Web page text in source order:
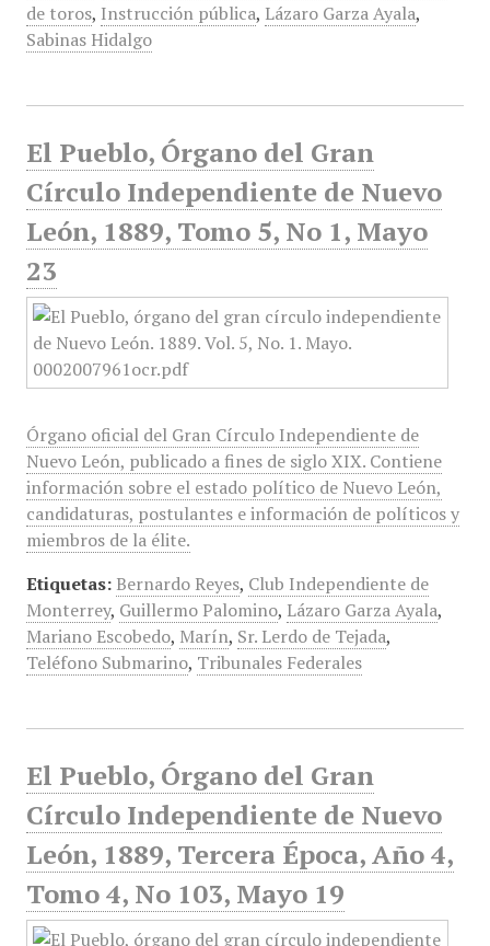
de toros, Instrucción pública, Lázaro Garza Ayala,
Sabinas Hidalgo
El Pueblo, Órgano del Gran
Círculo Independiente de Nuevo
León, 1889, Tomo 5, No 1, Mayo
23
Órgano oficial del Gran Círculo Independiente de
Nuevo León, publicado a fines de siglo XIX. Contiene
información sobre el estado político de Nuevo León,
candidaturas, postulantes e información de políticos y
miembros de la élite.
Etiquetas: Bernardo Reyes, Club Independiente de
Monterrey, Guillermo Palomino, Lázaro Garza Ayala,
Mariano Escobedo, Marín, Sr. Lerdo de Tejada,
Teléfono Submarino, Tribunales Federales
El Pueblo, Órgano del Gran
Círculo Independiente de Nuevo
León, 1889, Tercera Época, Año 4,
Tomo 4, No 103, Mayo 19